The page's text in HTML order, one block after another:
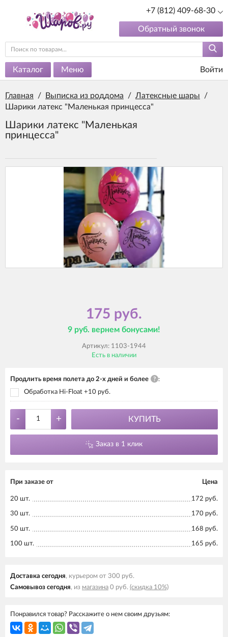
+7 (812) 409-68-30
Обратный звонок
Каталог Меню Войти
Главная / Выписка из роддома / Латексные шары
/
Шарики латекс "Маленькая принцесса"
Шарики латекс "Маленькая
принцесса"
175 руб.
9 руб. вернем бонусами!
Артикул: 1103-1944
Есть в наличии
Продлить время полета до 2-х дней и более ? :
Обработка Hi-Float +10 руб.
- + КУПИТЬ
Заказ в 1 клик
При заказе от Цена
20 шт. 172 руб.
30 шт. 170 руб.
50 шт. 168 руб.
100 шт. 165 руб.
Доставка cегодня, курьером от 300 руб.
Самовывоз cегодня, из магазина 0 руб. (скидка 10%)
Понравился товар? Расскажите о нем своим друзьям: